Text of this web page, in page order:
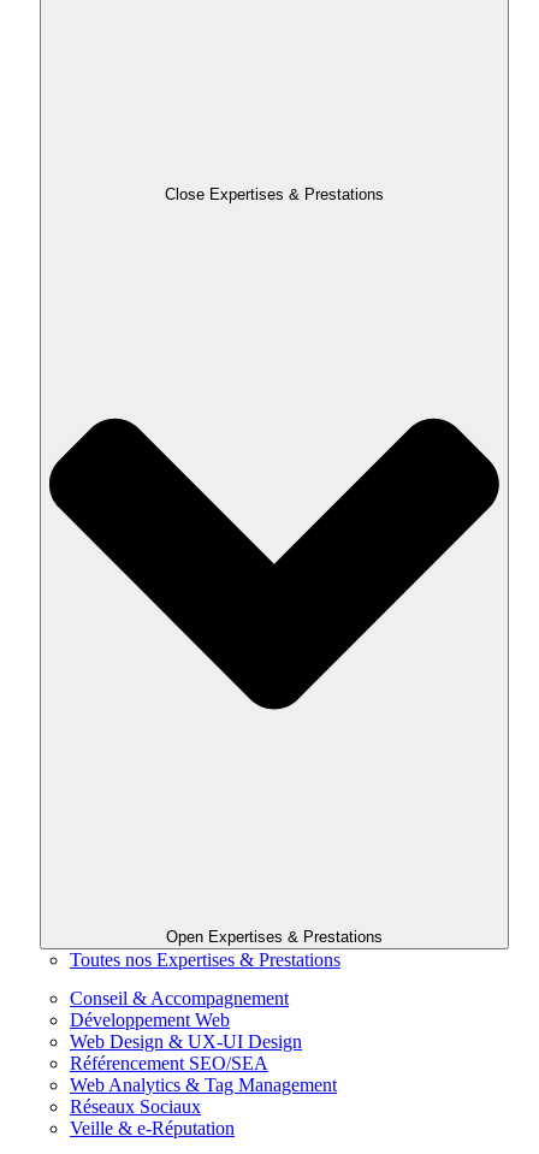
Close Expertises & Prestations
Open Expertises & Prestations
Toutes nos Expertises & Prestations
Conseil & Accompagnement
Développement Web
Web Design & UX-UI Design
Référencement SEO/SEA
Web Analytics & Tag Management
Réseaux Sociaux
Veille & e-Réputation